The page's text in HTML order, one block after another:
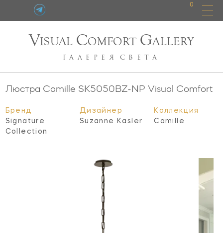
0
VISUAL COMFORT GALLERY
ГАЛЕРЕЯ СВЕТА
Люстра Camille SK5050BZ-NP Visual Comfort
Бренд
Signature
Collection
Дизайнер
Suzanne Kasler
Коллекция
Camille